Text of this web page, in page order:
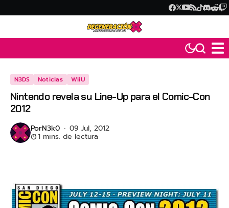
N3DS Noticias WiiU
Nintendo revela su Line-Up para el Comic-Con
2012
PorN3k0 09 Jul, 2012
1 mins. de lectura